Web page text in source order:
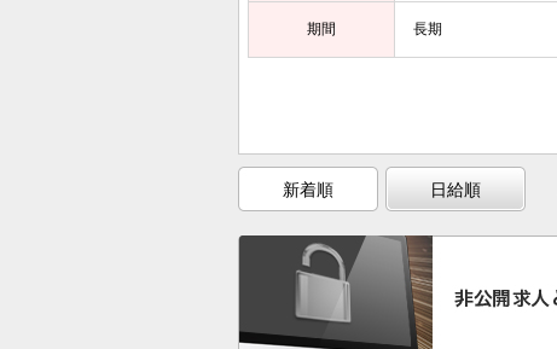
期間 長期
新着順 日給順